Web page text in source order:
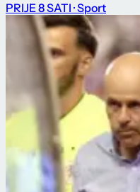
PRIJE 8 SATI · Sport